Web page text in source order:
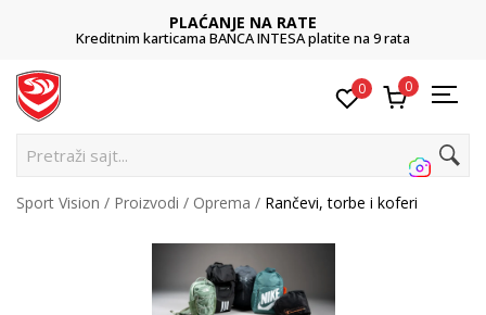
PLAĆANJE NA RATE
Kreditnim karticama BANCA INTESA platite na 9 rata
0 0
Pretraži sajt...
Sport Vision Proizvodi Oprema Rančevi, torbe i koferi